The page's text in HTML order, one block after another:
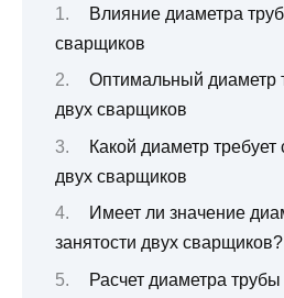
Влияние диаметра
сварщиков
Оптимальный диаметр
двух сварщиков
Какой диаметр требует
двух сварщиков
Имеет ли значение
занятости двух сварщиков?
Расчет диаметра